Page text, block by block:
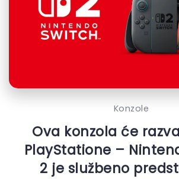
Konzole
Ova konzola će
PlayStatione –
2 je službeno